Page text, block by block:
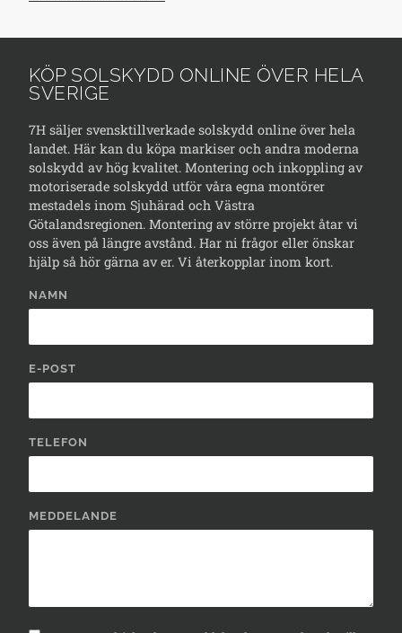
KÖP SOLSKYDD ONLINE ÖVER HELA
SVERIGE
7H säljer svensktillverkade solskydd online över hela
landet. Här kan du köpa markiser och andra moderna
solskydd av hög kvalitet. Montering och inkoppling av
motoriserade solskydd utför våra egna montörer
mestadels inom Sjuhärad och Västra
Götalandsregionen. Montering av större projekt åtar vi
oss även på längre avstånd. Har ni frågor eller önskar
hjälp så hör gärna av er. Vi återkopplar inom kort.
NAMN
E-POST
TELEFON
MEDDELANDE